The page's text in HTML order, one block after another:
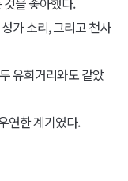
가 소리, 그리고 천사
유희거리와도 같았
연한 계기였다.